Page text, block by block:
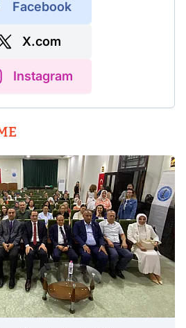
Facebook
X.com
Instagram